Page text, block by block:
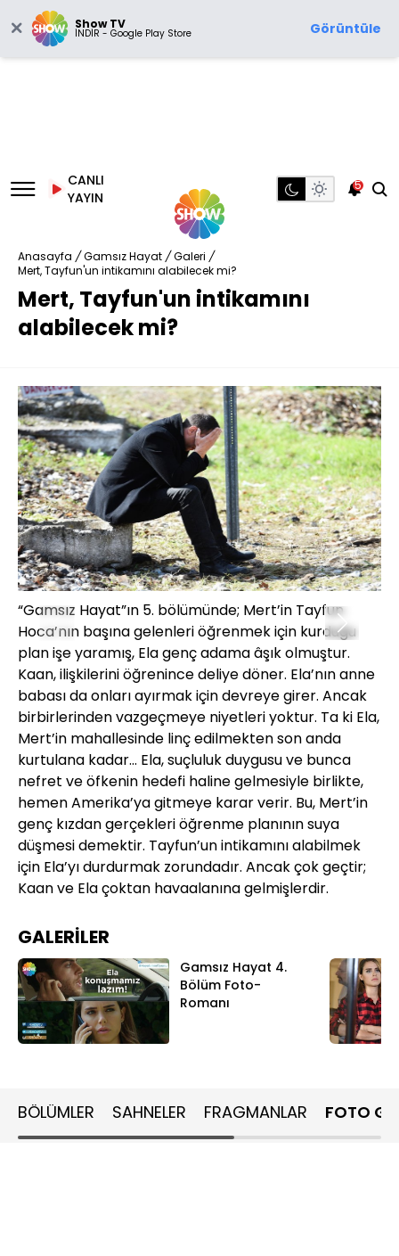
Show TV
İNDİR - Google Play Store Görüntüle
CANLI
YAYIN
5
Anasayfa / Gamsız Hayat / Galeri /
Mert, Tayfun'un intikamını alabilecek mi?
Mert, Tayfun'un intikamını
alabilecek mi?
“Gamsız Hayat”ın 5. bölümünde; Mert’in Tayfun
Hoca’nın başına gelenleri öğrenmek için kurduğu
plan işe yaramış, Ela genç adama âşık olmuştur.
Kaan, ilişkilerini öğrenince deliye döner. Ela’nın anne
babası da onları ayırmak için devreye girer. Ancak
birbirlerinden vazgeçmeye niyetleri yoktur. Ta ki Ela,
Mert’in mahallesinde linç edilmekten son anda
kurtulana kadar... Ela, suçluluk duygusu ve bunca
nefret ve öfkenin hedefi haline gelmesiyle birlikte,
hemen Amerika’ya gitmeye karar verir. Bu, Mert’in
genç kızdan gerçekleri öğrenme planının suya
düşmesi demektir. Tayfun’un intikamını alabilmek
için Ela’yı durdurmak zorundadır. Ancak çok geçtir;
Kaan ve Ela çoktan havaalanına gelmişlerdir.
GALERİLER
Gamsız Hayat 4.
Bölüm Foto-
Romanı
BÖLÜMLER SAHNELER FRAGMANLAR FOTO